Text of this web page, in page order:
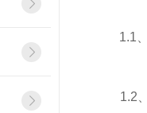
1.1、
1.2、